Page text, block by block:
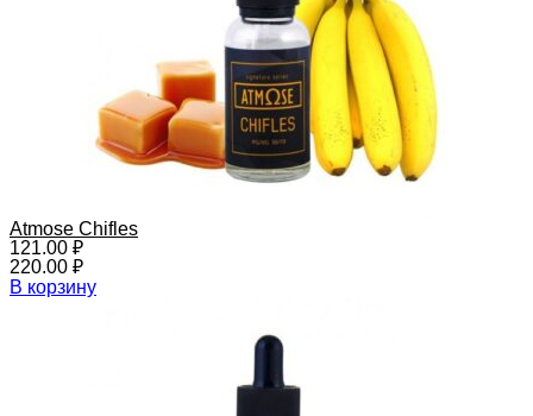
Atmose Chifles
121.00 ₽
220.00 ₽
В корзину